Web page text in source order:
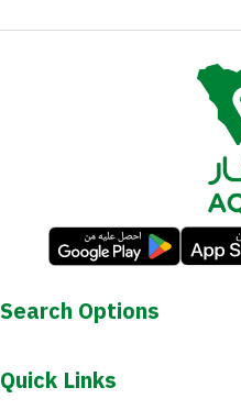
Search Options
Quick Links